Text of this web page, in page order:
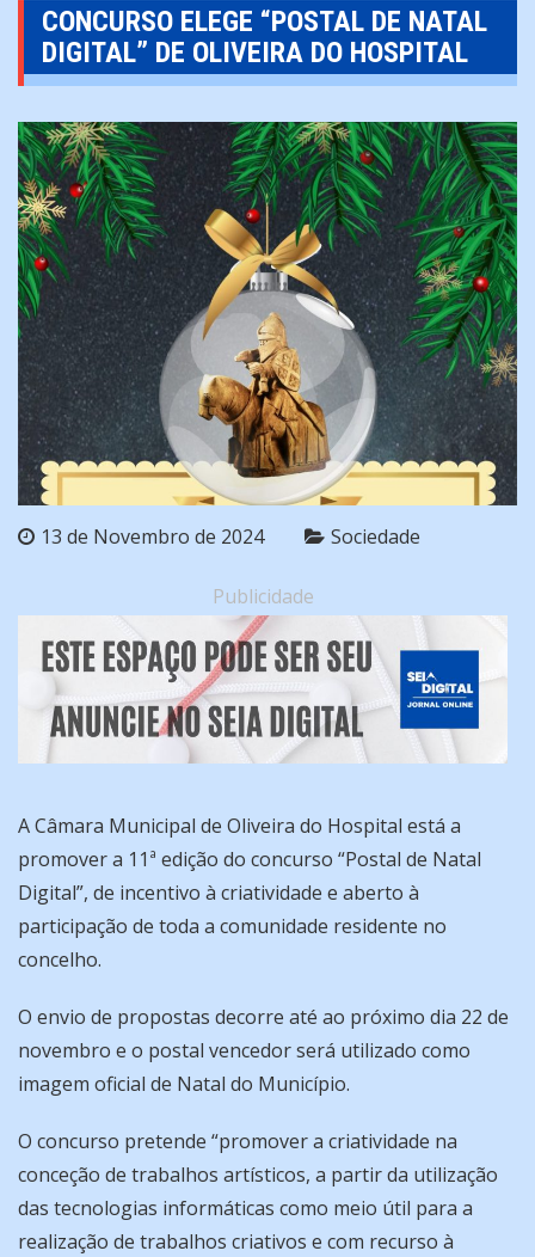
CONCURSO ELEGE “POSTAL DE NATAL
DIGITAL” DE OLIVEIRA DO HOSPITAL
13 de Novembro de 2024 Sociedade
Publicidade
A Câmara Municipal de Oliveira do Hospital está a
promover a 11ª edição do concurso “Postal de Natal
Digital”, de incentivo à criatividade e aberto à
participação de toda a comunidade residente no
concelho.
O envio de propostas decorre até ao próximo dia 22 de
novembro e o postal vencedor será utilizado como
imagem oficial de Natal do Município.
O concurso pretende “promover a criatividade na
conceção de trabalhos artísticos, a partir da utilização
das tecnologias informáticas como meio útil para a
realização de trabalhos criativos e com recurso à